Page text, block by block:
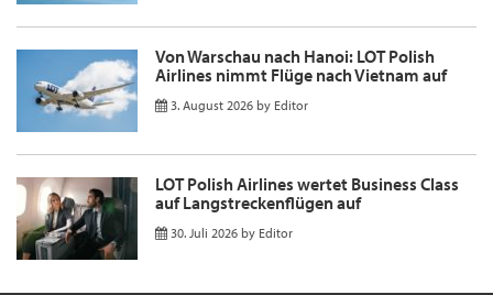
Von Warschau nach Hanoi: LOT Polish
Airlines nimmt Flüge nach Vietnam auf
3. August 2026 by Editor
LOT Polish Airlines wertet Business Class
auf Langstreckenflügen auf
30. Juli 2026 by Editor